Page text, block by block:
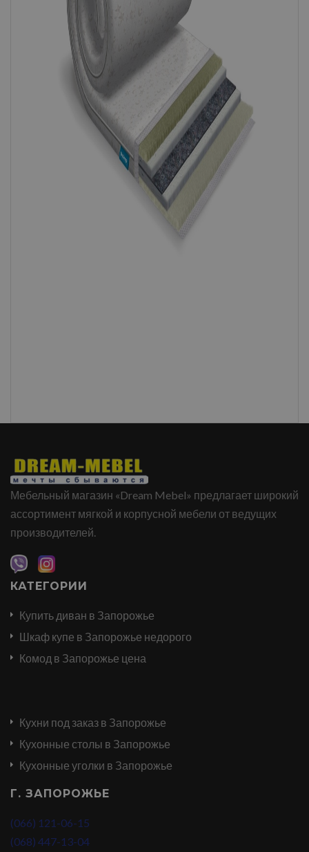
Мебельный магазин «Dream Mebel» предлагает широкий
ассортимент мягкой и корпусной мебели от ведущих
производителей.
КАТЕГОРИИ
Купить диван в Запорожье
Шкаф купе в Запорожье недорого
Комод в Запорожье цена
Кухни под заказ в Запорожье
Кухонные столы в Запорожье
Кухонные уголки в Запорожье
Г. ЗАПОРОЖЬЕ
(066) 121-06-15
(068) 447-13-04